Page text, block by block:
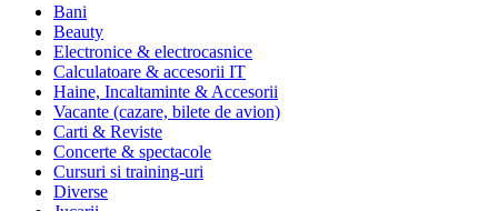
Bani
Beauty
Electronice & electrocasnice
Calculatoare & accesorii IT
Haine, Incaltaminte & Accesorii
Vacante (cazare, bilete de avion)
Carti & Reviste
Concerte & spectacole
Cursuri si training-uri
Diverse